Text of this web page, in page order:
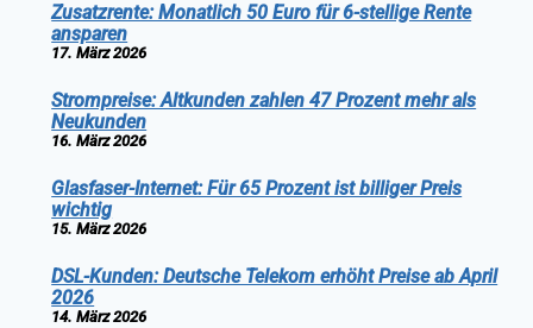
Zusatzrente: Monatlich 50 Euro für 6-stellige Rente
ansparen
17. März 2026
Strompreise: Altkunden zahlen 47 Prozent mehr als
Neukunden
16. März 2026
Glasfaser-Internet: Für 65 Prozent ist billiger Preis
wichtig
15. März 2026
DSL-Kunden: Deutsche Telekom erhöht Preise ab April
2026
14. März 2026